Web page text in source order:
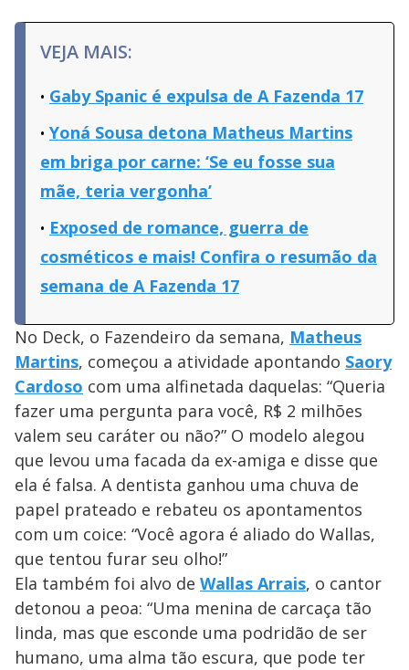
VEJA MAIS:
Gaby Spanic é expulsa de A Fazenda 17
Yoná Sousa detona Matheus Martins
em briga por carne: ‘Se eu fosse sua
mãe, teria vergonha’
Exposed de romance, guerra de
cosméticos e mais! Confira o resumão da
semana de A Fazenda 17
No Deck, o Fazendeiro da semana, Matheus
Martins, começou a atividade apontando Saory
Cardoso com uma alfinetada daquelas: “Queria
fazer uma pergunta para você, R$ 2 milhões
valem seu caráter ou não?” O modelo alegou
que levou uma facada da ex-amiga e disse que
ela é falsa. A dentista ganhou uma chuva de
papel prateado e rebateu os apontamentos
com um coice: “Você agora é aliado do Wallas,
que tentou furar seu olho!”
Ela também foi alvo de Wallas Arrais, o cantor
detonou a peoa: “Uma menina de carcaça tão
linda, mas que esconde uma podridão de ser
humano, uma alma tão escura, que pode ter